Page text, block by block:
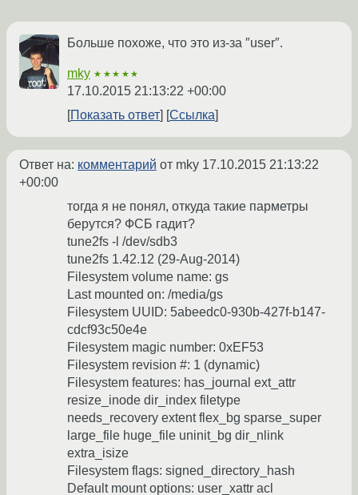
Больше похоже, что это из-за ″user″.
mky ★★★★★
17.10.2015 21:13:22 +00:00
Показать ответ
Ссылка
Ответ на: комментарий от mky 17.10.2015 21:13:22
+00:00
тогда я не понял, откуда такие парметры
берутся? ФСБ гадит?
tune2fs -l /dev/sdb3
tune2fs 1.42.12 (29-Aug-2014)
Filesystem volume name: gs
Last mounted on: /media/gs
Filesystem UUID: 5abeedc0-930b-427f-b147-
cdcf93c50e4e
Filesystem magic number: 0xEF53
Filesystem revision #: 1 (dynamic)
Filesystem features: has_journal ext_attr
resize_inode dir_index filetype
needs_recovery extent flex_bg sparse_super
large_file huge_file uninit_bg dir_nlink
extra_isize
Filesystem flags: signed_directory_hash
Default mount options: user_xattr acl